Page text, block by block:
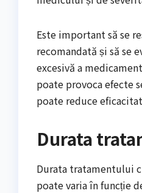
Este important să se
recomandată și să se
excesivă a
poate provoca efecte
poate reduce
Durata
Durata tratamentului
poate varia în funcție